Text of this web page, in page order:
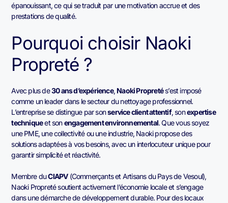
épanouissant, ce qui se traduit par une motivation accrue et des
prestations de qualité.
Pourquoi choisir Naoki
Propreté ?
Avec plus de30 ans d’expérience, Naoki Propretés’est imposé
comme un leader dans le secteur du nettoyage professionnel.
L’entreprise se distingue par sonservice client attentif, sonexpertise
techniqueet sonengagement environnemental. Que vous soyez
une PME, une collectivité ou une industrie, Naoki propose des
solutions adaptées à vos besoins, avec un interlocuteur unique pour
garantir simplicité et réactivité.
Membre duCIAPV(Commerçants et Artisans du Pays de Vesoul),
Naoki Propreté soutient activement l’économie locale et s’engage
dans une démarche de développement durable. Pour des locaux